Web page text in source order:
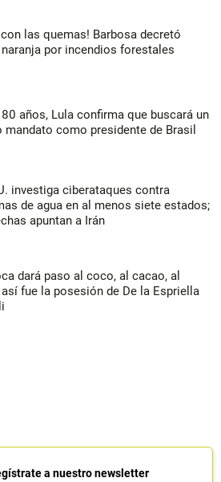
con las quemas! Barbosa decretó
por incendios forestales
años, Lula confirma que buscará un
mandato como presidente de Brasil
investiga ciberataques contra
de agua en al menos siete estados;
apuntan a Irán
dará paso al coco, al cacao, al
así fue la posesión de De la Espriella
a nuestro newsletter